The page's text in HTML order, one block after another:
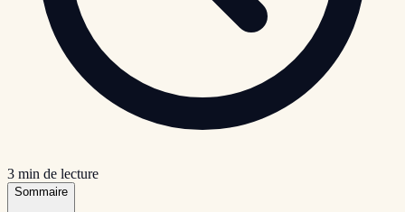
3 min de lecture
Sommaire